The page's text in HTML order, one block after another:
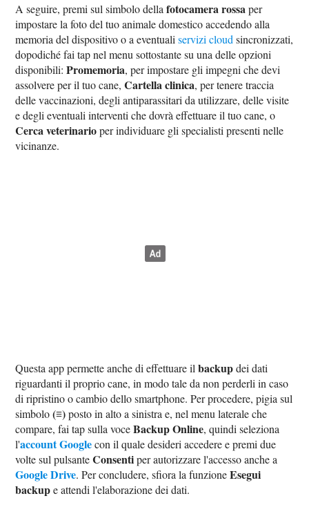
A seguire, premi sul simbolo dellafotocamera rossaper
impostare la foto del tuo animale domestico accedendo alla
memoria del dispositivo o a eventualiservizi cloud sincronizzati,
dopodiché fai tap nel menu sottostante su una delle opzioni
disponibili:Promemoria, per impostare gli impegni che devi
assolvere per il tuo cane,Cartella clinica, per tenere traccia
delle vaccinazioni, degli antiparassitari da utilizzare, delle visite
e degli eventuali interventi che dovrà effettuare il tuo cane, o
Cerca veterinarioper individuare gli specialisti presenti nelle
vicinanze.
Questa app permette anche di effettuare ilbackupdei dati
riguardanti il proprio cane, in modo tale da non perderli in caso
di ripristino o cambio dello smartphone. Per procedere, pigia sul
simbolo(≡)posto in alto a sinistra e, nel menu laterale che
compare, fai tap sulla voceBackup Online, quindi seleziona
l'account Googlecon il quale desideri accedere e premi due
volte sul pulsanteConsentiper autorizzare l'accesso anche a
Google Drive. Per concludere, sfiora la funzioneEsegui
backupe attendi l'elaborazione dei dati.